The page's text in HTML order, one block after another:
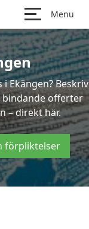
Menu
Ekängen? Beskriv
bindande offerter
– direkt här.
förpliktelser